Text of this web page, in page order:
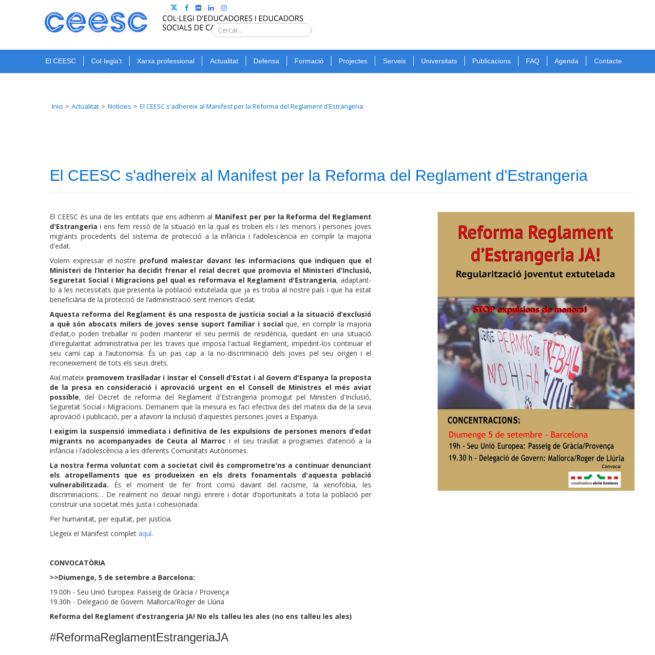
Type 2 or
for
results.
Cerca
El CEESC Col·legia't Xarxa professional Actualitat Defensa Formació Projectes Serveis Universitats Publicacions FAQ Agenda Contacte
Inici Actualitat Notícies El CEESC s'adhereix al Manifest per la Reforma del Reglament d'Estrangeria
El CEESC s'adhereix al Manifest per la Reforma del Reglament d'Estrangeria
El CEESC és una de les entitats que ens adherim al Manifest per per la Reforma del Reglament
d'Estrangeria i ens fem ressò de la situació en la qual es troben els i les menors i persones joves
migrants procedents del sistema de protecció a la infància i l’adolescència en complir la majoria
d'edat.
Volem expressar el nostre profund malestar davant les informacions que indiquen que el
Ministeri de l’Interior ha decidit frenar el reial decret que promovia el Ministeri d'Inclusió,
Seguretat Social i Migracions pel qual es reformava el Reglament d'Estrangeria, adaptant-
lo a les necessitats que presenta la població extutelada que ja es troba al nostre país i que ha estat
beneficiària de la protecció de l’administració sent menors d'edat.
Aquesta reforma del Reglament és una resposta de justícia social a la situació d’exclusió
a què són abocats milers de joves sense suport familiar i socialque, en complir la majoria
d'edat,o poden treballar ni poden mantenir el seu permís de residència, quedant en una situació
d'irregularitat administrativa per les traves que imposa l'actual Reglament, impedint-los continuar el
seu camí cap a l’autonomia. És un pas cap a la no-discriminació dels joves pel seu origen i el
reconeixement de tots els seus drets.
Així mateix promovem traslladar i instar el Consell d'Estat i al Govern d'Espanya la proposta
de la presa en consideració i aprovació urgent en el Consell de Ministres el més aviat
possible, del Decret de reforma del Reglament d'Estrangeria promogut pel Ministeri d'Inclusió,
Seguretat Social i Migracions. Demanem que la mesura es faci efectiva des del mateix dia de la seva
aprovació i publicació, per a afavorir la inclusió d'aquestes persones joves a Espanya.
I exigim la suspensió immediata i definitiva de les expulsions de persones menors d’edat
migrants no acompanyades de Ceuta al Marroci el seu trasllat a programes d’atenció a la
infància i l’adolescència a les diferents Comunitats Autònomes.
La nostra ferma voluntat com a societat civil és comprometre'ns a continuar denunciant
els atropellaments que es produeixen en els drets fonamentals d'aquesta població
vulnerabilitzada. És el moment de fer front comú davant del racisme, la xenofòbia, les
discriminacions… De realment no deixar ningú enrere i dotar d’oportunitats a tota la població per
construir una societat més justa i cohesionada.
Per humanitat, per equitat, per justícia.
Llegeix el Manifest complet aquí.
CONVOCATÒRIA
>>Diumenge, 5 de setembre a Barcelona:
19.00h - Seu Unió Europea: Passeig de Gràcia / Provença
19.30h - Delegació de Govern: Mallorca/Roger de Llúria
Reforma del Reglament d’estrangeria JA! No els talleu les ales (no ens talleu les ales)
#ReformaReglamentEstrangeriaJA